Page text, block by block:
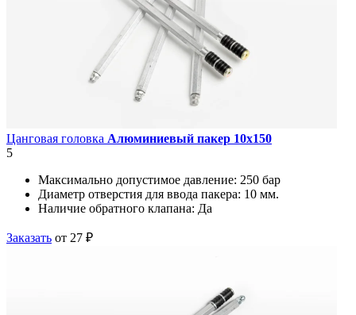
Цанговая головка Алюминиевый пакер 10х150
5
Максимально допустимое давление: 250 бар
Диаметр отверстия для ввода пакера: 10 мм.
Наличие обратного клапана: Да
Заказать от 27 ₽